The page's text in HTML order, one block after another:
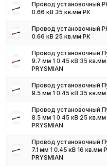
Токопроводящая сердцевина
несколько перекрученных
Жилы могут покрываться:
резиной;
полихлорвиниловым
Поверх изоляционной обмотки
оплетка из
некоторых моделей проводов
Разновидности
Отдельные виды
наружной оплеткой
проволоки, что значительно
Провод установочный
0.66 кВ 35 кв.мм РК
Провод установочный
0.66 кВ 25 кв.мм РК
Провод установочный
9.7 мм 1 0.45 кВ 35
PRYSMIAN
Провод установочный
9.5 мм 1 0.45 кВ 35
Провод установочный
8.5 мм 1 0.45 кВ 25
PRYSMIAN
Провод установочный
7.1 мм 1 0.45 кВ 16 кв.мм
PRYSMIAN